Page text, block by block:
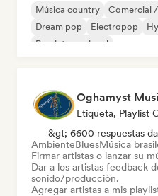
Música country Comercial
Dream pop
Electropop
Pop internacional
Oghamyst
&gt; 6600 respuestas
AmbienteBluesMúsica
Firmar artistas o lanzar su
Dar a los artistas feedback
sonido/producción.
Agregar artistas a mis